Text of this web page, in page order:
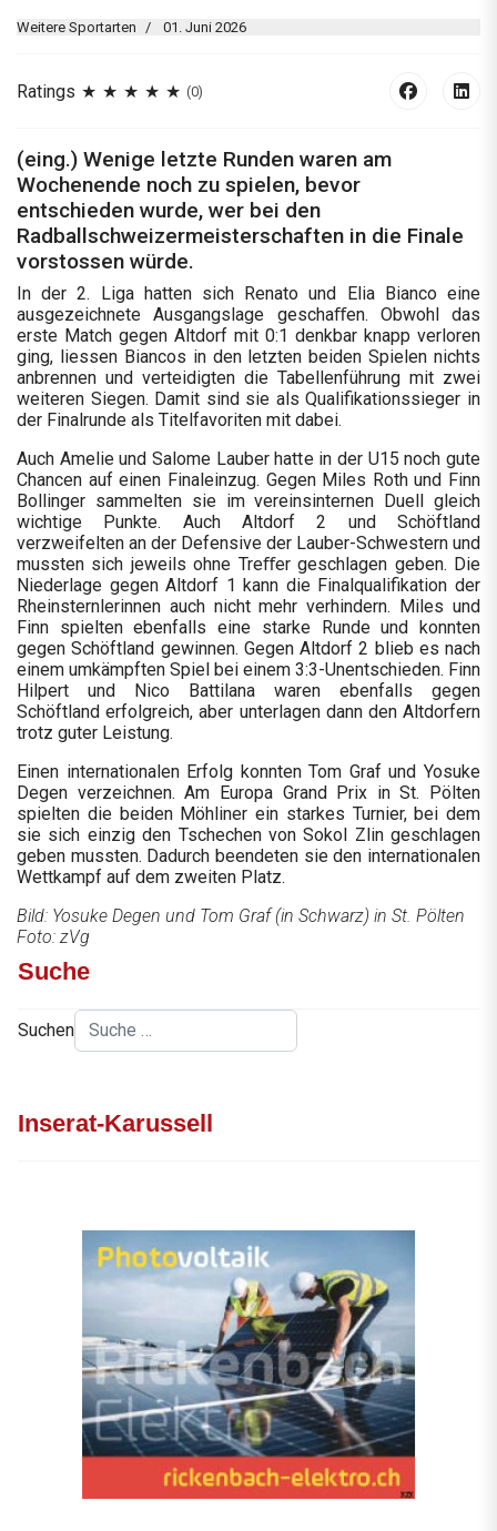
Weitere Sportarten 01. Juni 2026
Ratings (0)
(eing.) Wenige letzte Runden waren am
Wochenende noch zu spielen, bevor
entschieden wurde, wer bei den
Radballschweizermeisterschaften in die Finale
vorstossen würde.
In der 2. Liga hatten sich Renato und Elia Bianco eine
ausgezeichnete Ausgangslage geschaﬀen. Obwohl das
erste Match gegen Altdorf mit 0:1 denkbar knapp verloren
ging, liessen Biancos in den letzten beiden Spielen nichts
anbrennen und verteidigten die Tabellenführung mit zwei
weiteren Siegen. Damit sind sie als Qualifikationssieger in
der Finalrunde als Titelfavoriten mit dabei.
Auch Amelie und Salome Lauber hatte in der U15 noch gute
Chancen auf einen Finaleinzug. Gegen Miles Roth und Finn
Bollinger sammelten sie im vereinsinternen Duell gleich
wichtige Punkte. Auch Altdorf 2 und Schöftland
verzweifelten an der Defensive der Lauber-Schwestern und
mussten sich jeweils ohne Treﬀer geschlagen geben. Die
Niederlage gegen Altdorf 1 kann die Finalqualifikation der
Rheinsternlerinnen auch nicht mehr verhindern. Miles und
Finn spielten ebenfalls eine starke Runde und konnten
gegen Schöftland gewinnen. Gegen Altdorf 2 blieb es nach
einem umkämpften Spiel bei einem 3:3-Unentschieden. Finn
Hilpert und Nico Battilana waren ebenfalls gegen
Schöftland erfolgreich, aber unterlagen dann den Altdorfern
trotz guter Leistung.
Einen internationalen Erfolg konnten Tom Graf und Yosuke
Degen verzeichnen. Am Europa Grand Prix in St. Pölten
spielten die beiden Möhliner ein starkes Turnier, bei dem
sie sich einzig den Tschechen von Sokol Zlin geschlagen
geben mussten. Dadurch beendeten sie den internationalen
Wettkampf auf dem zweiten Platz.
Bild: Yosuke Degen und Tom Graf (in Schwarz) in St. Pölten
Foto: zVg
Suche
Suchen
Inserat-Karussell